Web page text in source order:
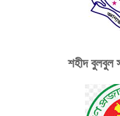
শহীদ বুলবুল